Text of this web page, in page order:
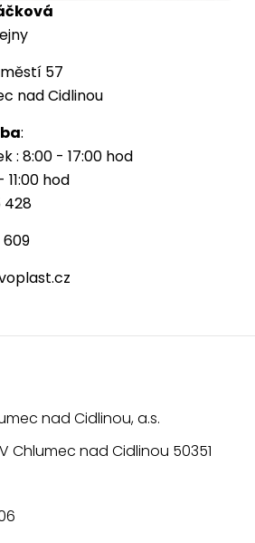
57
nad Cidlinou
:
: 8:00 - 17:00 hod
hod
428
nad Cidlinou, a.s.
Chlumec nad Cidlinou 50351